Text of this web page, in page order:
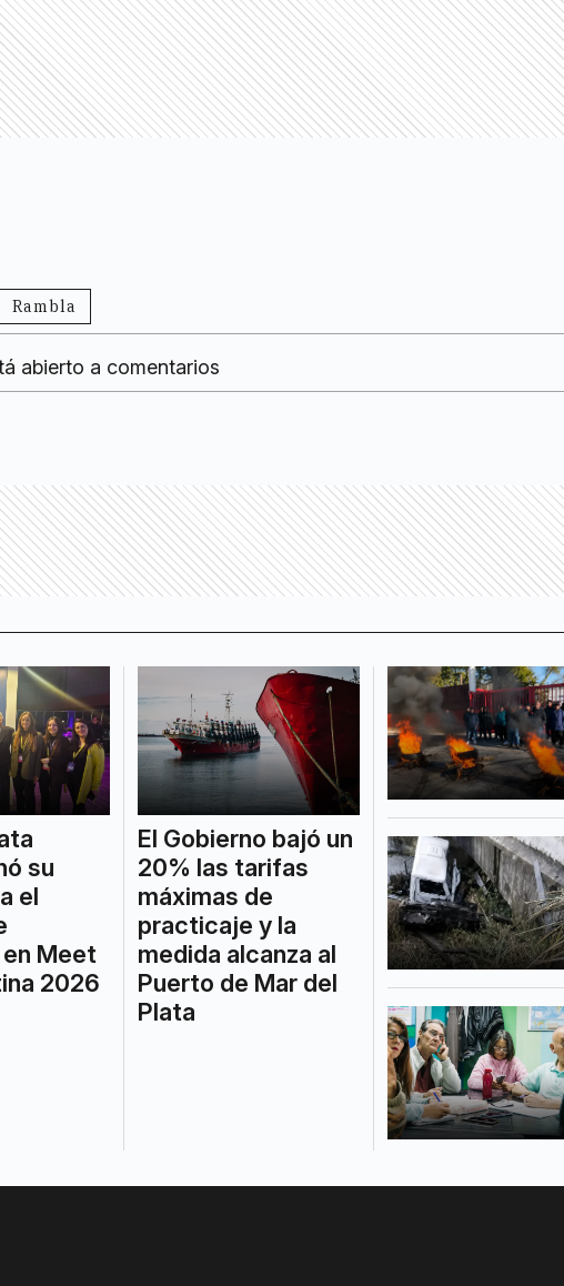
Rambla
abierto a comentarios
su
el
Meet
2026
El Gobierno bajó un
20% las tarifas
máximas de
practicaje y la
medida alcanza al
Puerto de Mar del
Plata